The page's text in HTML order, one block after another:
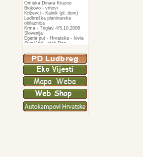
Omiska Dinara Kruzno
Biokovo - vrhovi
Križevci - Kalnik (pl. dom)
Ludbreška planinarska
obilaznica
Krma - Triglav 4/5.10.2008
Slovenija
Egeria put - Hrvatska - Iovia
Sveti Vid - otok Pag
ZIR
Podkilavac-Mudna dol-Hahlići-
Kolac-Podki